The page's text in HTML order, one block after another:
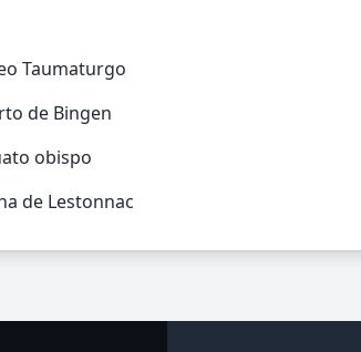
Taumaturgo
de Bingen
obispo
de Lestonnac